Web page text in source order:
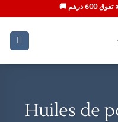
contenu
درهم
Huiles de